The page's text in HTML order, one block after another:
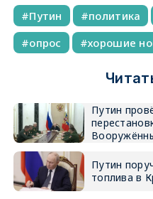
Путин политика
опрос
хорошие
Путин
Путин
топлива в